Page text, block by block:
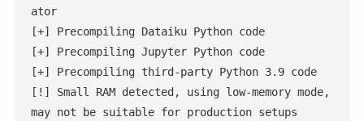
ator
[+] Precompiling Dataiku Python code
[+] Precompiling Jupyter Python code
[+] Precompiling third-party Python 3.9 code
[!] Small RAM detected, using low-memory mode,
may not be suitable for production setups